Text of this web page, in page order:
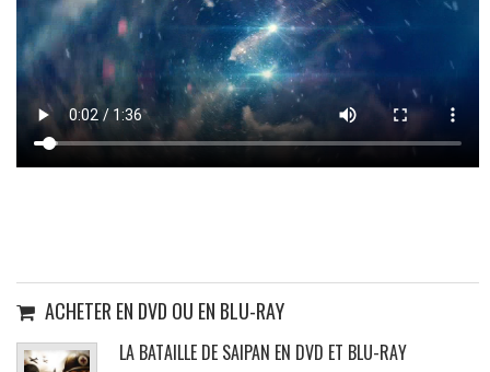
ACHETER EN DVD OU EN BLU-RAY
LA BATAILLE DE SAIPAN EN DVD ET BLU-RAY